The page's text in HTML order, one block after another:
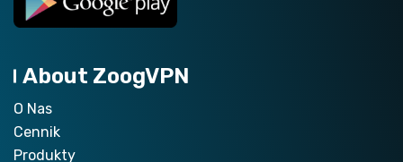
About ZoogVPN
O Nas
Cennik
Produkty